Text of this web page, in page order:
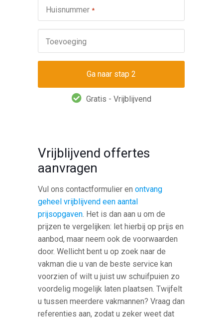
Huisnummer *
Toevoeging
Gratis - Vrijblijvend
Vrijblijvend offertes
aanvragen
Vul ons contactformulier enontvang
geheel vrijblijvend een aantal
prijsopgaven. Het is dan aan u om de
prijzen te vergelijken: let hierbij op prijs en
aanbod, maar neem ook de voorwaarden
door. Wellicht bent u op zoek naar de
vakman die u van de beste service kan
voorzien of wilt u juist uw schuifpuien zo
voordelig mogelijk laten plaatsen. Twijfelt
u tussen meerdere vakmannen? Vraag dan
referenties aan, zodat u zeker weet dat